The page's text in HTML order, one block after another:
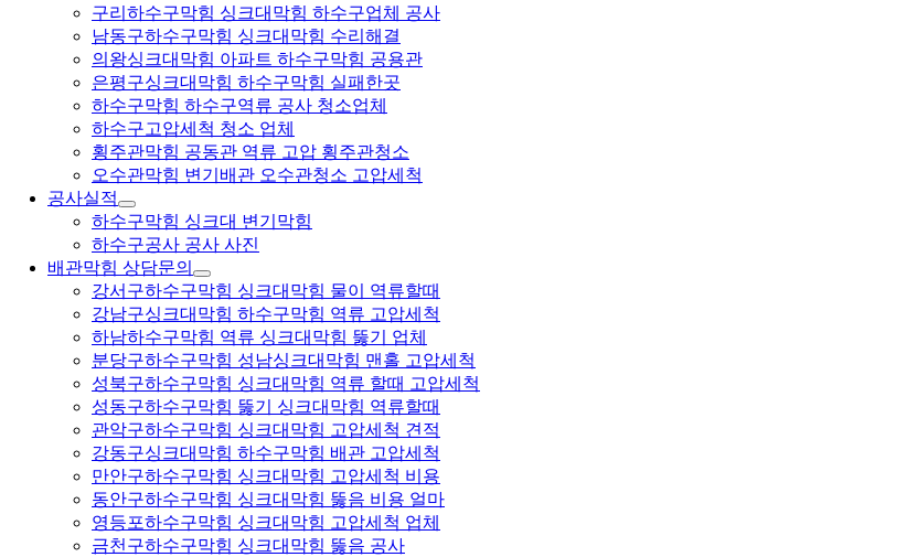
구리하수구막힘 싱크대막힘 하수구업체 공사
남동구하수구막힘 싱크대막힘 수리해결
의왕싱크대막힘 아파트 하수구막힘 공용관
은평구싱크대막힘 하수구막힘 실패한곳
하수구막힘 하수구역류 공사 청소업체
하수구고압세척 청소 업체
횡주관막힘 공동관 역류 고압 횡주관청소
오수관막힘 변기배관 오수관청소 고압세척
공사실적
하수구막힘 싱크대 변기막힘
하수구공사 공사 사진
배관막힘 상담문의
강서구하수구막힘 싱크대막힘 물이 역류할때
강남구싱크대막힘 하수구막힘 역류 고압세척
하남하수구막힘 역류 싱크대막힘 뚫기 업체
분당구하수구막힘 성남싱크대막힘 맨홀 고압세척
성북구하수구막힘 싱크대막힘 역류 할때 고압세척
성동구하수구막힘 뚫기 싱크대막힘 역류할때
관악구하수구막힘 싱크대막힘 고압세척 견적
강동구싱크대막힘 하수구막힘 배관 고압세척
만안구하수구막힘 싱크대막힘 고압세척 비용
동안구하수구막힘 싱크대막힘 뚫음 비용 얼마
영등포하수구막힘 싱크대막힘 고압세척 업체
금천구하수구막힘 싱크대막힘 뚫음 공사